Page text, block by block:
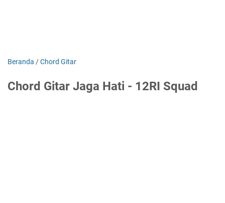
Beranda /Chord Gitar
Chord Gitar Jaga Hati - 12RI Squad